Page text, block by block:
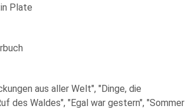
Plate
aus aller Welt", "Dinge, die
des Waldes", "Egal war gestern", "Sommer